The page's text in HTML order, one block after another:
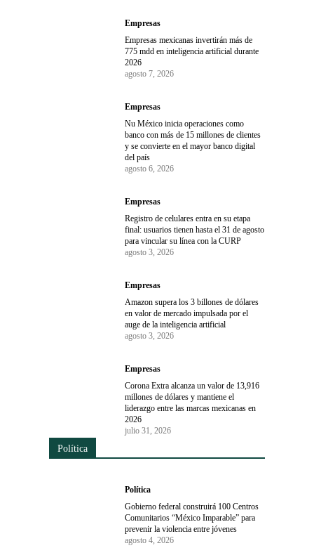
Empresas
Empresas mexicanas invertirán más de
775 mdd en inteligencia artificial durante
2026
agosto 7, 2026
Empresas
Nu México inicia operaciones como
banco con más de 15 millones de clientes
y se convierte en el mayor banco digital
del país
agosto 6, 2026
Empresas
Registro de celulares entra en su etapa
final: usuarios tienen hasta el 31 de agosto
para vincular su línea con la CURP
agosto 3, 2026
Empresas
Amazon supera los 3 billones de dólares
en valor de mercado impulsada por el
auge de la inteligencia artificial
agosto 3, 2026
Empresas
Corona Extra alcanza un valor de 13,916
millones de dólares y mantiene el
liderazgo entre las marcas mexicanas en
2026
julio 31, 2026
Política
Política
Gobierno federal construirá 100 Centros
Comunitarios “México Imparable” para
prevenir la violencia entre jóvenes
agosto 4, 2026